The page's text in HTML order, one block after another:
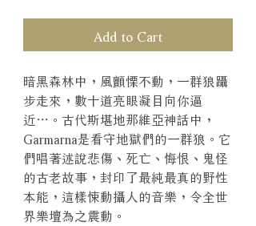
Add to Cart
暗黑森林中，風顫慄不動，一群狼躡
步走來，數十道亮眼凝目向你逼
近…。古代斯堪地那維亞神話中，
Garmarna是看守地獄們的一群狼。它
們唱著述說悲傷、死亡、悔恨、鬼怪
的古老故事，封印了最純最真的野性
本能，這樣悚動攝人的音樂，令全世
界樂壇為之震動。